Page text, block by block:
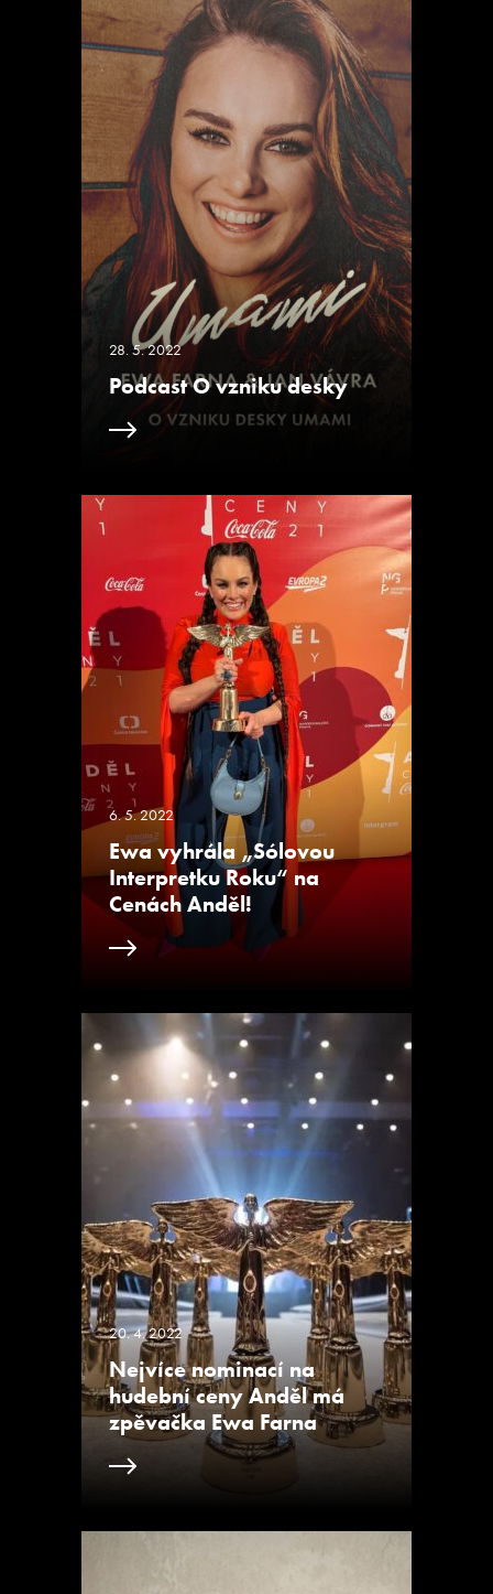
28. 5. 2022
Podcast O vzniku desky
6. 5. 2022
Ewa vyhrála „Sólovou
Interpretku Roku“ na
Cenách Anděl!
20. 4. 2022
Nejvíce nominací na
hudební ceny Anděl má
zpěvačka Ewa Farna